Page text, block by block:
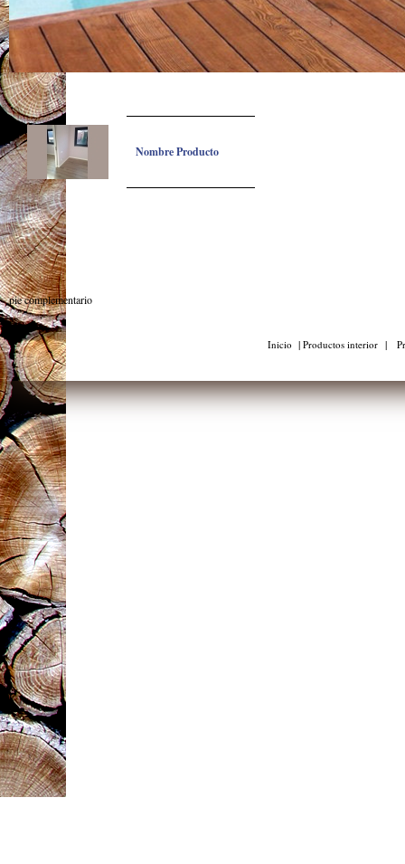
Nombre Producto
pie complementario
Inicio| Productos interior|